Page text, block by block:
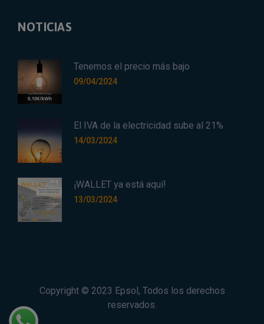
NOTICIAS
Tenemos el precio más bajo
09/04/2024
El IVA de la electricidad sube al 21%
14/03/2024
¡WALLET ya está aquí!
13/03/2024
Copyright © 2023 Epsol, Todos los derechos
reservados.